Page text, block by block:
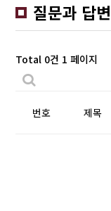
질문과 답변
Total 0건 1 페이지
번호 제목